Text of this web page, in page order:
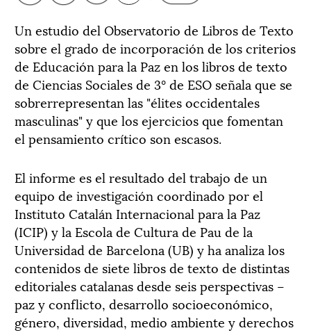
Un estudio del Observatorio de Libros de Texto
sobre el grado de incorporación de los criterios
de Educación para la Paz en los libros de texto
de Ciencias Sociales de 3° de ESO señala que se
sobrerrepresentan las "élites occidentales
masculinas" y que los ejercicios que fomentan
el pensamiento crítico son escasos.
El informe es el resultado del trabajo de un
equipo de investigación coordinado por el
Instituto Catalán Internacional para la Paz
(ICIP) y la Escola de Cultura de Pau de la
Universidad de Barcelona (UB) y ha analiza los
contenidos de siete libros de texto de distintas
editoriales catalanas desde seis perspectivas –
paz y conflicto, desarrollo socioeconómico,
género, diversidad, medio ambiente y derechos